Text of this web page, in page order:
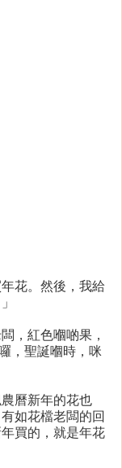
花。然後，我給
，紅色嗰啲果，
，聖誕嗰時，咪
曆新年的花也
如花檔老闆的回
買的，就是年花